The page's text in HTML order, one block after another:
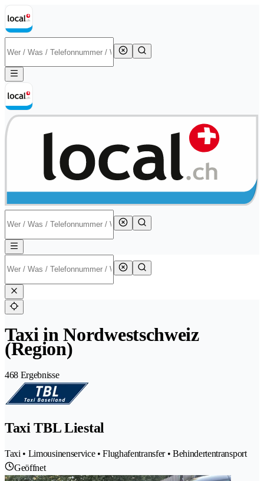
Taxi in Nordwestschweiz
(Region)
468 Ergebnisse
Taxi TBL Liestal
Taxi • Limousinenservice • Flughafentransfer • Behindertentransport
Geöffnet